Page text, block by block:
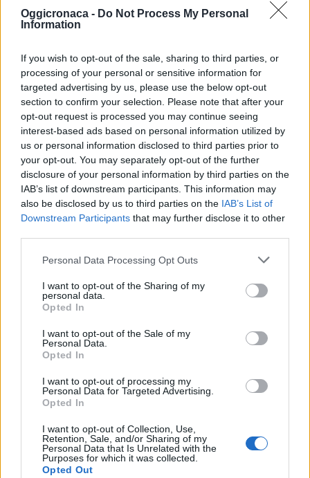
Oggicronaca - Do Not Process My Personal
Information
If you wish to opt-out of the sale, sharing to third parties, or
processing of your personal or sensitive information for
targeted advertising by us, please use the below opt-out
section to confirm your selection. Please note that after your
opt-out request is processed you may continue seeing
interest-based ads based on personal information utilized by
us or personal information disclosed to third parties prior to
your opt-out. You may separately opt-out of the further
disclosure of your personal information by third parties on the
IAB’s list of downstream participants. This information may
also be disclosed by us to third parties on the IAB’s List of
Downstream Participants that may further disclose it to other
Personal Data Processing Opt Outs
I want to opt-out of the Sharing of my
personal data.
Opted In
I want to opt-out of the Sale of my
Personal Data.
Opted In
I want to opt-out of processing my
Personal Data for Targeted Advertising.
Opted In
I want to opt-out of Collection, Use,
Retention, Sale, and/or Sharing of my
Personal Data that Is Unrelated with the
Purposes for which it was collected.
Opted Out
Tau Comandante
(2023), oltre a immagini
d’archivio di navi e uomini in contesti assimilabili
DOWNLOAD QR 🠋
Condividi:
WhatsApp
Telegram
Stampa
Correlati
A Tortona tornano le
Giornate d’Autunno
del FAI con visite
Domani e domenica
grazie al Fai si può